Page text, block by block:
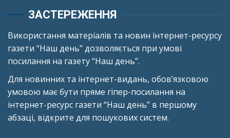
ЗАСТЕРЕЖЕННЯ
Використання матеріалів та новин інтернет-ресурсу
газети “Наш день” дозволяється при умові
посилання на газету “Наш день”.
Для новинних та інтернет-видань, обов’язковою
умовою має бути пряме гіпер-посилання на
інтернет-ресурс газети “Наш день” в першому
абзаці, відкрите для пошукових систем.